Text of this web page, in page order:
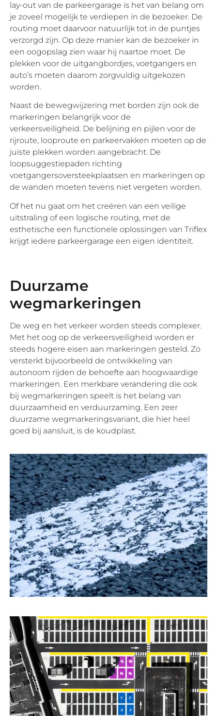
lay-out van de parkeergarage is het van belang om
je zoveel mogelijk te verdiepen in de bezoeker. De
routing moet daarvoor natuurlijk tot in de puntjes
verzorgd zijn. Op deze manier kan de bezoeker in
een oogopslag zien waar hij naartoe moet. De
plekken voor de uitgangbordjes, voetgangers en
auto’s moeten daarom zorgvuldig uitgekozen
worden.
Naast de bewegwijzering met borden zijn ook de
markeringen belangrijk voor de
verkeersveiligheid. De belijning en pijlen voor de
rijroute, looproute en parkeervakken moeten op de
juiste plekken worden aangebracht. De
loopsuggestiepaden richting
voetgangersoversteekplaatsen en markeringen op
de wanden moeten tevens niet vergeten worden.
Of het nu gaat om het creëren van een veilige
uitstraling of een logische routing, met de
esthetische een functionele oplossingen van Triflex
krijgt iedere parkeergarage een eigen identiteit.
Duurzame
wegmarkeringen
De weg en het verkeer worden steeds complexer.
Met het oog op de verkeersveiligheid worden er
steeds hogere eisen aan markeringen gesteld. Zo
versterkt bijvoorbeeld de ontwikkeling van
autonoom rijden de behoefte aan hoogwaardige
markeringen. Een merkbare verandering die ook
bij wegmarkeringen speelt is het belang van
duurzaamheid en verduurzaming. Een zeer
duurzame wegmarkeringsvariant, die hier heel
goed bij aansluit, is de koudplast.